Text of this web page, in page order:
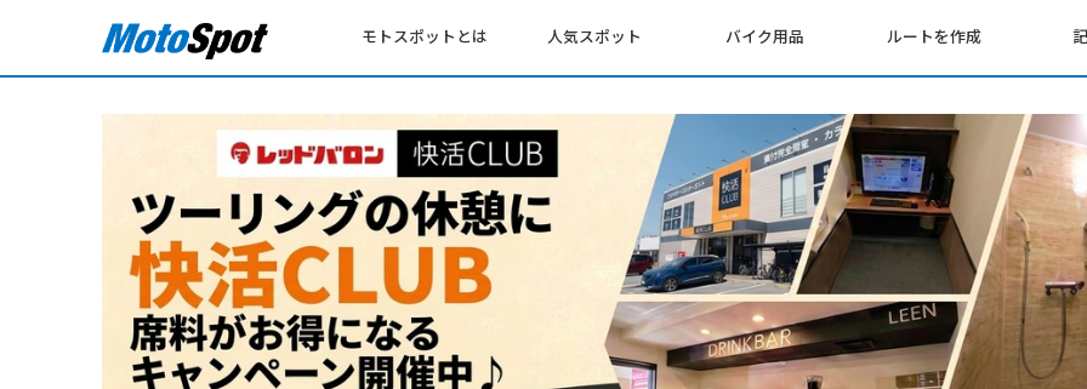
モトスポットとは 人気スポット バイク用品 ルートを作成